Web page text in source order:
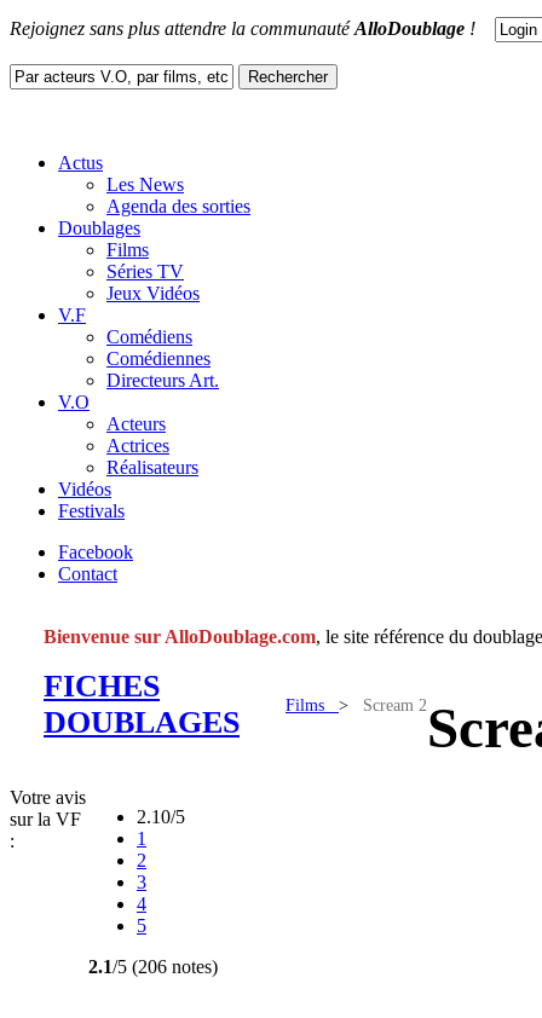
Rejoignez sans plus attendre la communautéAlloDoublage !
Actus
Les News
Agenda des sorties
Doublages
Films
Séries TV
Jeux Vidéos
V.F
Comédiens
Comédiennes
Directeurs Art.
V.O
Acteurs
Actrices
Réalisateurs
Vidéos
Festivals
Facebook
Contact
Bienvenue sur AlloDoublage.com, le site référence du
FICHES
DOUBLAGES
Films > Scream 2
Votre avis
sur la VF
:
2.10/5
1
2
3
4
5
2.1/5 (206 notes)